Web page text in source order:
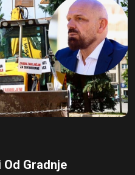
Gradnje